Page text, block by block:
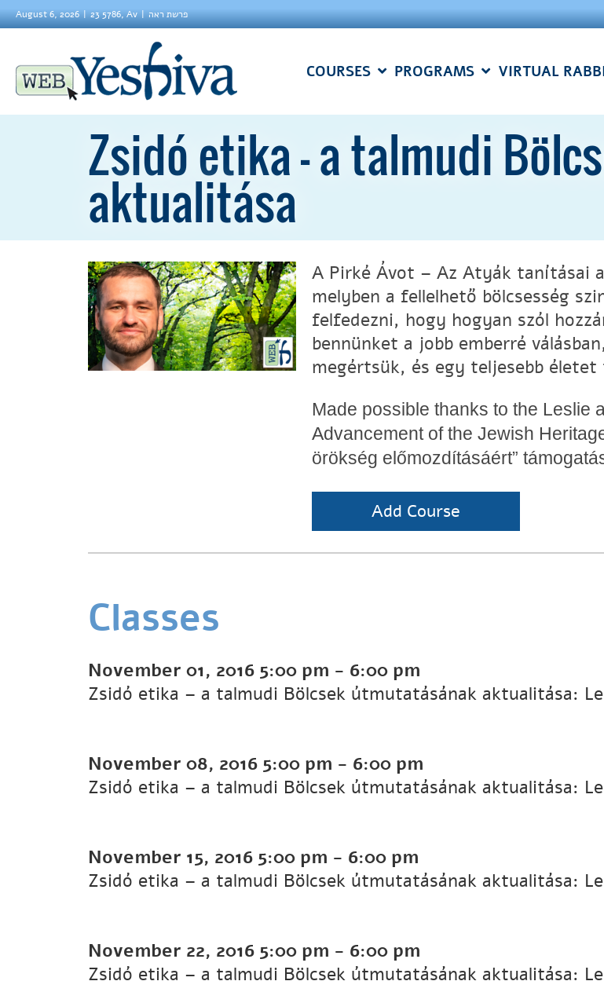
August 6, 2026 23 5786, Av פרשת ראה
COURSES PROGRAMS VIRTUAL
Zsidó etika – a talmudi
aktualitása
A Pirké Ávot – Az Atyák tanításai
melyben a fellelhető bölcsesség
felfedezni, hogy hogyan szól
bennünket a jobb emberré
megértsük, és egy teljesebb
Made possible thanks to the Leslie
Advancement of the Jewish
örökség előmozdításáért”
Add Course
Classes
November 01, 2016 5:00 pm - 6:00 pm
Zsidó etika – a talmudi Bölcsek útmutatásának aktualitása:
November 08, 2016 5:00 pm - 6:00 pm
Zsidó etika – a talmudi Bölcsek útmutatásának aktualitása:
November 15, 2016 5:00 pm - 6:00 pm
Zsidó etika – a talmudi Bölcsek útmutatásának aktualitása:
November 22, 2016 5:00 pm - 6:00 pm
Zsidó etika – a talmudi Bölcsek útmutatásának aktualitása: